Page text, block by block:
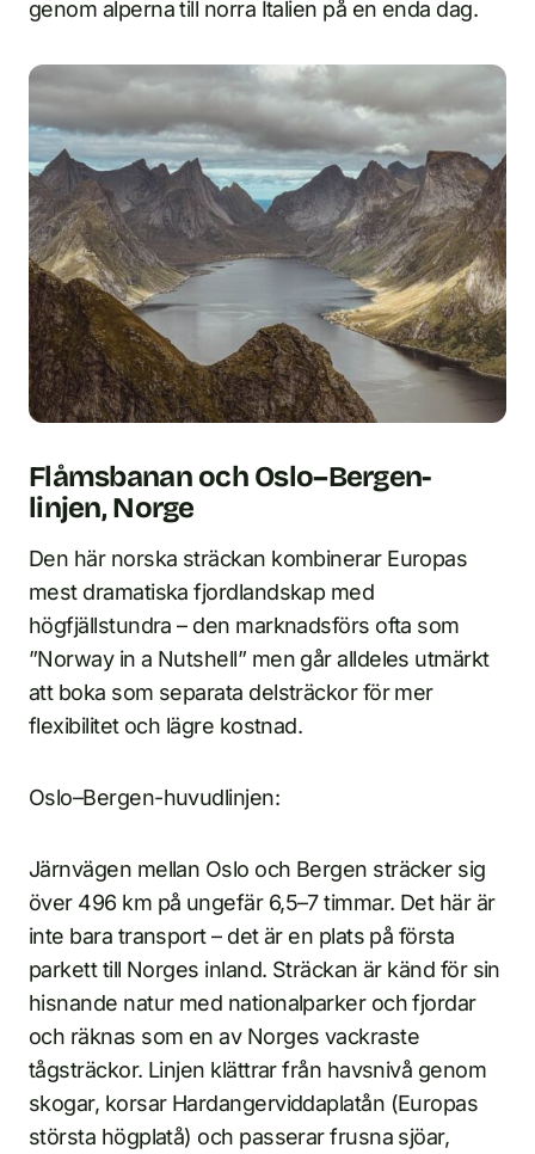
genom alperna till norra Italien på en enda dag.
Flåmsbanan och Oslo–Bergen-
linjen, Norge
Den här norska sträckan kombinerar Europas
mest dramatiska fjordlandskap med
högfjällstundra – den marknadsförs ofta som
”Norway in a Nutshell” men går alldeles utmärkt
att boka som separata delsträckor för mer
flexibilitet och lägre kostnad.
Oslo–Bergen-huvudlinjen:
Järnvägen mellan Oslo och Bergen sträcker sig
över 496 km på ungefär 6,5–7 timmar. Det här är
inte bara transport – det är en plats på första
parkett till Norges inland. Sträckan är känd för sin
hisnande natur med nationalparker och fjordar
och räknas som en av Norges vackraste
tågsträckor. Linjen klättrar från havsnivå genom
skogar, korsar Hardangerviddaplatån (Europas
största högplatå) och passerar frusna sjöar,